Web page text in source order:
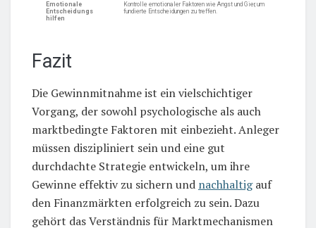
Emotionale
Entscheidungs
hilfen
Kontrolle emotionaler Faktoren wie Angst und Gier, um
fundierte Entscheidungen zu treffen.
Fazit
Die Gewinnmitnahme ist ein vielschichtiger
Vorgang, der sowohl psychologische als auch
marktbedingte Faktoren mit einbezieht. Anleger
müssen diszipliniert sein und eine gut
durchdachte Strategie entwickeln, um ihre
Gewinne effektiv zu sichern und nachhaltigauf
den Finanzmärkten erfolgreich zu sein. Dazu
gehört das Verständnis für Marktmechanismen